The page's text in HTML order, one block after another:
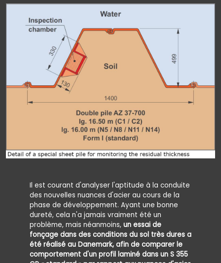
Il est courant d'analyser l'aptitude à la conduite
des nouvelles nuances d'acier au cours de la
phase de développement. Ayant une bonne
dureté, cela n'a jamais vraiment été un
problème, mais néanmoins, un essai de
fonçage dans des conditions du sol très dures a
été réalisé au Danemark, afin de comparer le
comportement d'un profil laminé dans un S 355